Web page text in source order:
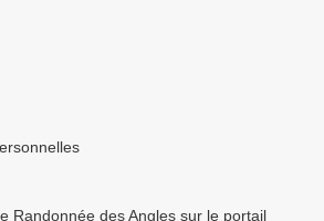
Randonnée des Angles sur le portail